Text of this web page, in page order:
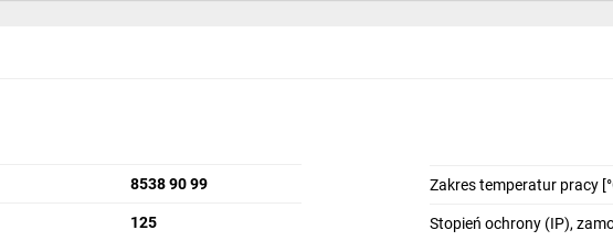
8538 90 99
125
Zakres temperatur pracy
Stopień ochrony (IP),